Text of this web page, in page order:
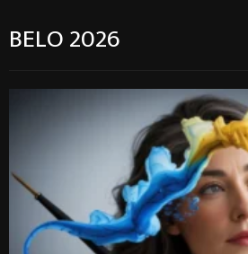
BELO 2026